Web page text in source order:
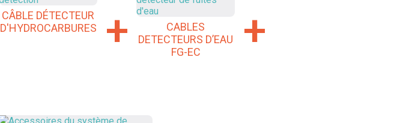
CÂBLE DÉTECTEUR
D'HYDROCARBURES
+
CABLES
DETECTEURS D’EAU
FG-EC
+